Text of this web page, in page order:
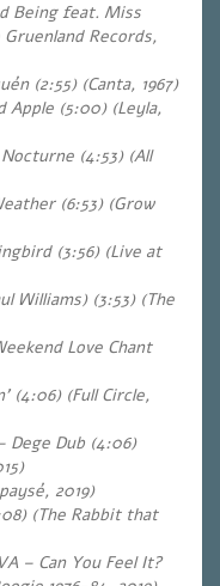
Being feat. Miss
Records,
(2:55) (Canta, 1967)
Apple (5:00) (Leyla,
(4:53) (All
(6:53) (Grow
(3:56) (Live at
Williams) (3:53) (The
Love Chant
(4:06) (Full Circle,
Dege Dub (4:06)
2019)
(The Rabbit that
– Can You Feel It?